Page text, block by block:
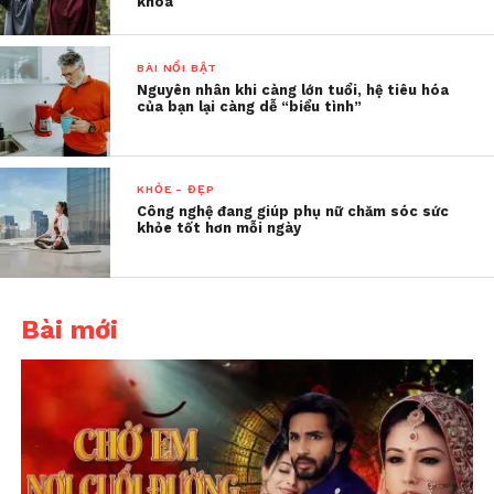
Cơ thể chúng ta vốn dĩ đã có cơ chế thải độc qua
gan, thận và hệ bài tiết – và những chức năng này
không phụ thuộc vào việc bạn có uống nước chanh
hay không.
Tác hại nếu dùng không đúng
cách
BÀI NỔI BẬT
Nguyên nhân khi càng lớn tuổi, hệ tiêu hóa
của bạn lại càng dễ “biểu tình”
KHỎE - ĐẸP
Công nghệ đang giúp phụ nữ chăm sóc sức
khỏe tốt hơn mỗi ngày
Bài mới